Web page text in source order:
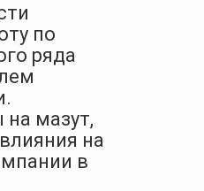
по
ряда
мазут,
на
в